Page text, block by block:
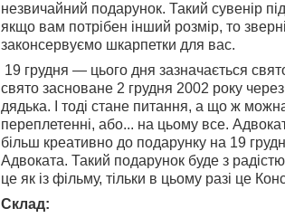
незвичайний подарунок. Такий сувенір
якщо вам потрібен інший розмір, то
законсервуємо шкарпетки для вас.
19 грудня — цього дня зазначається
свято засноване 2 грудня 2002 року
дядька. І тоді стане питання, а що ж
переплетенні, або... на цьому все.
більш креативно до подарунку на 19
Адвоката. Такий подарунок буде з
це як із фільму, тільки в цьому разі це
Склад: